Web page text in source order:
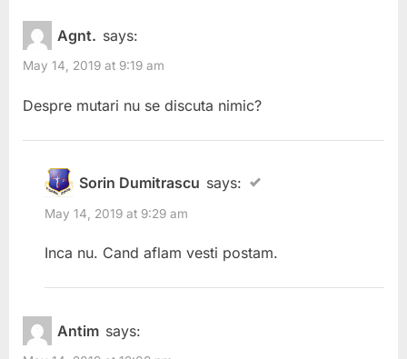
u
s
P
t
o
s
in
17
2019”
Agnt. says:
May 14, 2019 at 9:19 am
Despre mutari nu se discuta nimic?
Sorin Dumitrascu says:
May 14, 2019 at 9:29 am
Inca nu. Cand aflam vesti postam.
Antim says: